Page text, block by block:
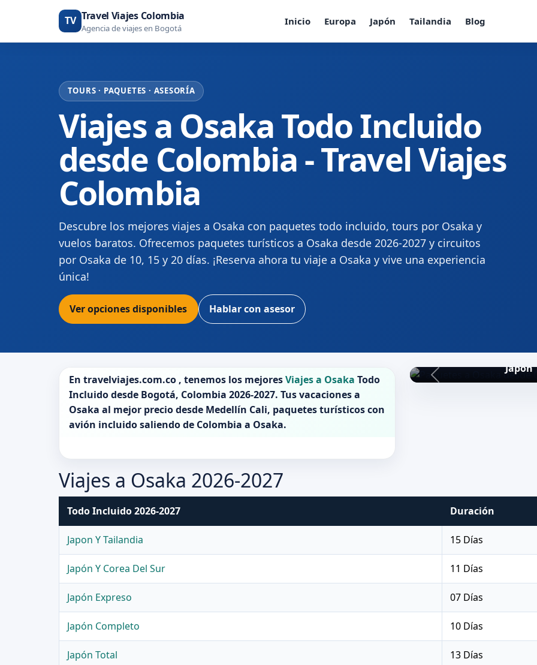
TV Travel Viajes Colombia
Agencia de viajes en Bogotá
Inicio Europa Japón Tailandia Blog
TOURS · PAQUETES · ASESORÍA
Viajes a Osaka Todo Incluido
desde Colombia - Travel Viajes
Colombia
Descubre los mejores viajes a Osaka con paquetes todo incluido, tours por Osaka y
vuelos baratos. Ofrecemos paquetes turísticos a Osaka desde 2026-2027 y circuitos
por Osaka de 10, 15 y 20 días. ¡Reserva ahora tu viaje a Osaka y vive una experiencia
única!
Ver opciones disponibles Hablar con asesor
En travelviajes.com.co , tenemos los mejoresViajes a Osaka Todo
Incluido desde Bogotá, Colombia 2026-2027. Tus vacaciones a
Osaka al mejor precio desde Medellín Cali, paquetes turísticos con
avión incluido saliendo de Colombia a Osaka.
Japon
Viajes a Osaka 2026-2027
Todo Incluido 2026-2027 Duración
Japon Y Tailandia 15 Días
Japón Y Corea Del Sur 11 Días
Japón Expreso 07 Días
Japón Completo 10 Días
Japón Total 13 Días